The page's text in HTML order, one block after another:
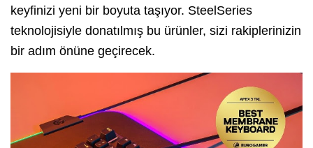
keyfinizi yeni bir boyuta taşıyor. SteelSeries
teknolojisiyle donatılmış bu ürünler, sizi rakiplerinizin
bir adım önüne geçirecek.